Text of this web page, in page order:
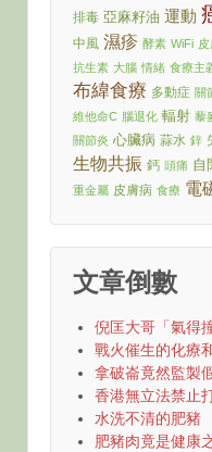
排毒 亞麻籽油 運動
中風 濕疹 酵素 WiFi
抗生素 大腦 情緒 食療主
布緯食療 多動症 關
維他命C 腦退化 輻射 藜
關節炎 心臟病 蒜水 鋅
生物共振 鈣 頭痛 自
重金屬 皮膚病 食療 電
文章倒數
倪匡大哥「氣得
戰火催生的化療
拿破崙竟然監製
香港無立法禁止
水洗不清的肥豬
肥豬肉竟是健康